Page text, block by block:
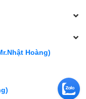
Hoàng)